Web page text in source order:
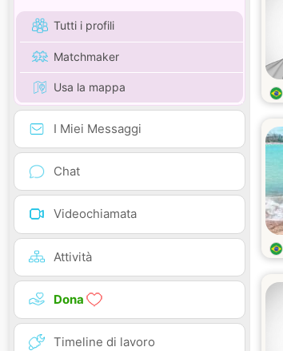
Tutti i profili
Matchmaker
Usa la mappa
I Miei Messaggi
Chat
Videochiamata
Attività
Dona
Timeline di lavoro